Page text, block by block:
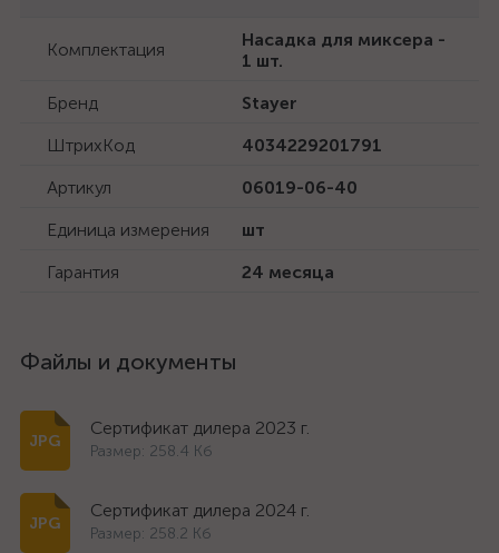
Комплектация
Насадка для миксера -
1 шт.
Бренд
Stayer
ШтрихКод
4034229201791
Артикул
06019-06-40
Единица измерения
шт
Гарантия
24 месяца
Файлы и документы
Сертификат дилера 2023 г.
Размер: 258.4 Кб
Сертификат дилера 2024 г.
Размер: 258.2 Кб